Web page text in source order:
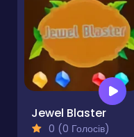
Jewel Blaster
0 (0 Голосів)